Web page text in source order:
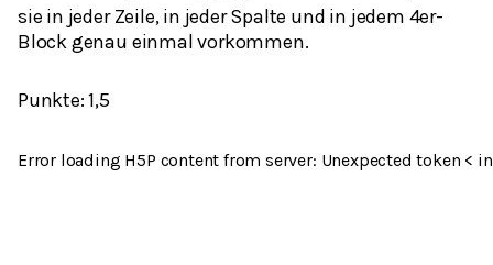
sie in jeder Zeile, in jeder Spalte und in jedem 4er-
Block genau einmal vorkommen.
Punkte: 1,5
Error loading H5P content from server: Unexpected token <